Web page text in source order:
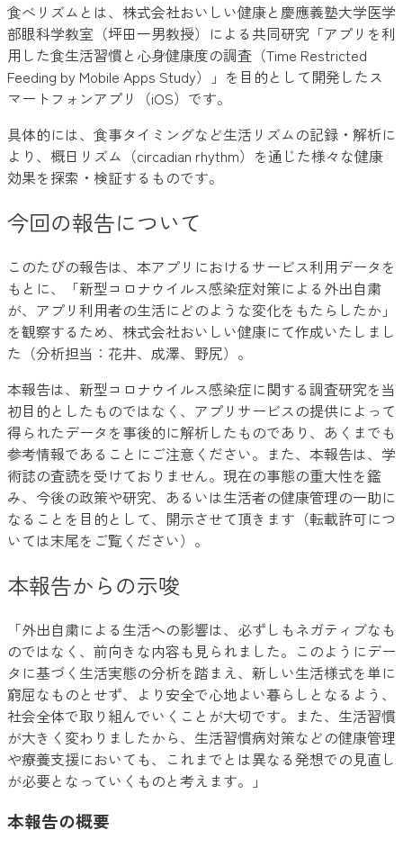
食べリズムとは、株式会社おいしい健康と慶應義塾大学医学
部眼科学教室（坪田一男教授）による共同研究「アプリを利
用した食生活習慣と心身健康度の調査（Time Restricted
Feeding by Mobile Apps Study）」を目的として開発したス
マートフォンアプリ（iOS）です。
具体的には、食事タイミングなど生活リズムの記録・解析に
より、概日リズム（circadian rhythm）を通じた様々な健康
効果を探索・検証するものです。
今回の報告について
このたびの報告は、本アプリにおけるサービス利用データを
もとに、「新型コロナウイルス感染症対策による外出自粛
が、アプリ利用者の生活にどのような変化をもたらしたか」
を観察するため、株式会社おいしい健康にて作成いたしまし
た（分析担当：花井、成澤、野尻）。
本報告は、新型コロナウイルス感染症に関する調査研究を当
初目的としたものではなく、アプリサービスの提供によって
得られたデータを事後的に解析したものであり、あくまでも
参考情報であることにご注意ください。また、本報告は、学
術誌の査読を受けておりません。現在の事態の重大性を鑑
み、今後の政策や研究、あるいは生活者の健康管理の一助に
なることを目的として、開示させて頂きます（転載許可につ
いては末尾をご覧ください）。
本報告からの示唆
「外出自粛による生活への影響は、必ずしもネガティブなも
のではなく、前向きな内容も見られました。このようにデー
タに基づく生活実態の分析を踏まえ、新しい生活様式を単に
窮屈なものとせず、より安全で心地よい暮らしとなるよう、
社会全体で取り組んでいくことが大切です。また、生活習慣
が大きく変わりましたから、生活習慣病対策などの健康管理
や療養支援においても、これまでとは異なる発想での見直し
が必要となっていくものと考えます。」
本報告の概要